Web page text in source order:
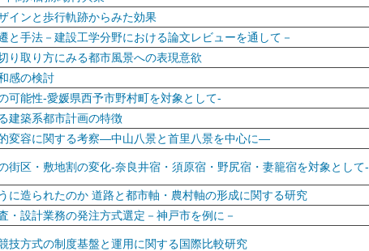
インと歩行軌跡からみた効果
と手法－建設工学分野における論文レビューを通して－
り取り方にみる都市風景への表現意欲
感の検討
可能性-愛媛県西予市野村町を対象として-
建築系都市計画の特徴
変容に関する考察―中山八景と首里八景を中心に―
街区・敷地割の変化-奈良井宿・須原宿・野尻宿・妻籠宿を対象として-
に造られたのか 道路と都市軸・農村軸の形成に関する研究
・設計業務の発注方式選定－神戸市を例に－
技方式の制度基盤と運用に関する国際比較研究